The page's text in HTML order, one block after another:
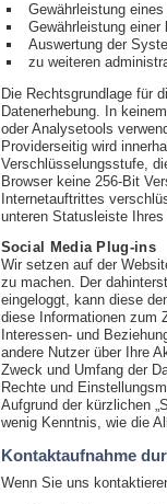
Gewährleistung
Gewährleistung
Auswertung der
zu weiteren
Die Rechtsgrundlage für
Datenerhebung. In
oder Analysetools
Providerseitig wird
Verschlüsselungsstufe,
Browser keine 256-Bit
Internetauftrittes
unteren Statusleiste Ihres
Social Media Plug-ins
Wir setzen auf der
zu machen. Der
eingeloggt, kann diese
diese Informationen zum
Interessen- und
andere Nutzer über Ihre
Zweck und Umfang der
Rechte und
Aufgrund der kürzlichen
wenig Kenntnis, wie die
Kontaktaufnahme
Wenn Sie uns